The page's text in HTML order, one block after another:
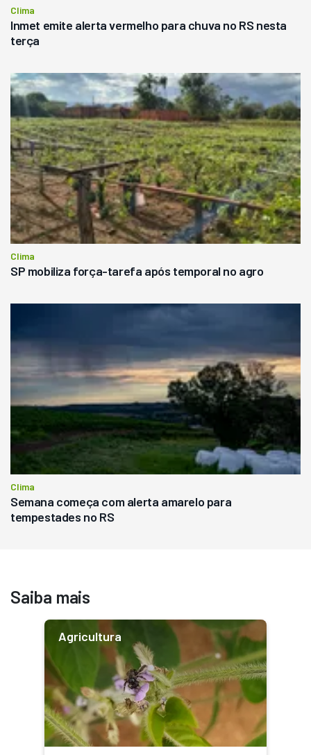
Clima
Inmet emite alerta vermelho para chuva no RS nesta
terça
Clima
SP mobiliza força-tarefa após temporal no agro
Clima
Semana começa com alerta amarelo para
tempestades no RS
Saiba mais
Agricultura